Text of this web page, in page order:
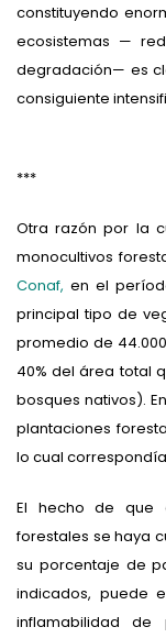
constituyendo
ecosistemas —
degradación— es
consiguiente
***
Otra razón por la
monocultivos
Conaf, en el
principal tipo de
promedio de
40% del área total
bosques nativos).
plantaciones
lo cual
El hecho de que
forestales se haya
su porcentaje de
indicados, puede
inflamabilidad